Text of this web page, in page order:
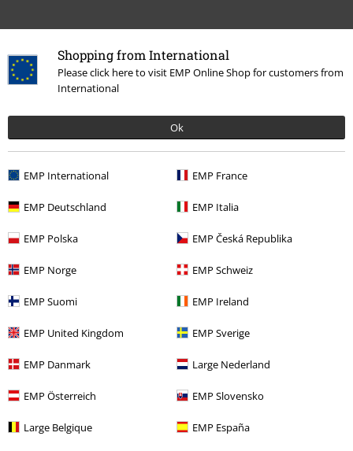
Shopping from International
Please click here to visit EMP Online Shop for customers from
International
Ok
EMP International EMP France
EMP Deutschland EMP Italia
EMP Polska EMP Česká Republika
EMP Norge EMP Schweiz
EMP Suomi EMP Ireland
EMP United Kingdom EMP Sverige
EMP Danmark Large Nederland
EMP Österreich EMP Slovensko
Large Belgique EMP España
Offerte % Media CDs
Band Merch
Band Merch
Band Merch Dropkick Murphys
Newsletter
Iscriviti ora e ricevi un buono sconto del 15%!
Con la presente acconsento a ricevere le newsletter EMP e do il